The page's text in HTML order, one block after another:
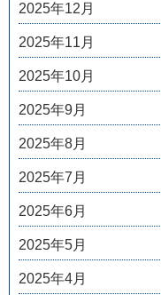
2025年12月
2025年11月
2025年10月
2025年9月
2025年8月
2025年7月
2025年6月
2025年5月
2025年4月